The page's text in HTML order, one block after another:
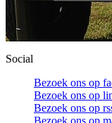
Social
Bezoek ons op
Bezoek ons op
Bezoek ons op